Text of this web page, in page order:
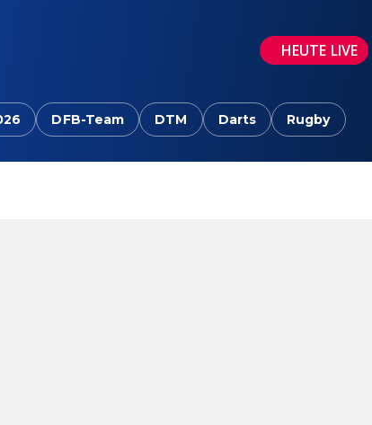
HEUTE LIVE
DFB-Team DTM Darts Rugby